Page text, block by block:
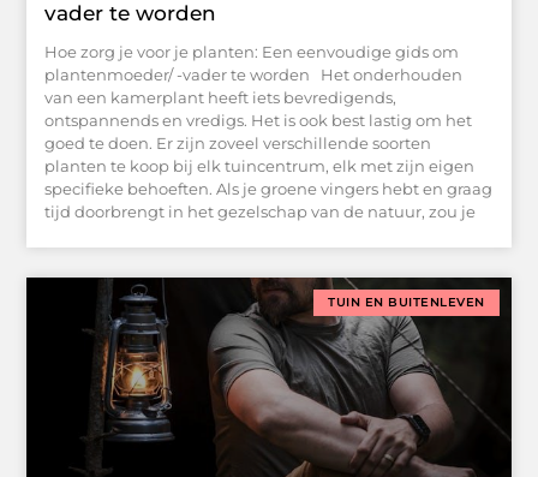
vader te worden
Hoe zorg je voor je planten: Een eenvoudige gids om
plantenmoeder/ -vader te worden Het onderhouden
van een kamerplant heeft iets bevredigends,
ontspannends en vredigs. Het is ook best lastig om het
goed te doen. Er zijn zoveel verschillende soorten
planten te koop bij elk tuincentrum, elk met zijn eigen
specifieke behoeften. Als je groene vingers hebt en graag
tijd doorbrengt in het gezelschap van de natuur, zou je
TUIN EN BUITENLEVEN